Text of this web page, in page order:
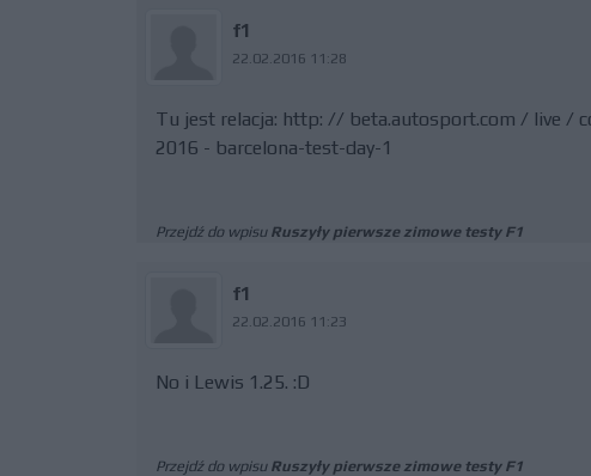
f1
22.02.2016 11:28
Tu jest relacja: http: // beta.autosport.com / live /
2016 - barcelona-test-day-1
Przejdź do wpisu Ruszyły pierwsze zimowe testy F1
f1
22.02.2016 11:23
No i Lewis 1.25. :D
Przejdź do wpisu Ruszyły pierwsze zimowe testy F1